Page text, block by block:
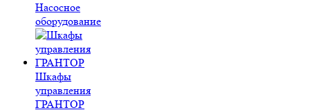
Насосное
оборудование
Шкафы
управления
ГРАНТОР